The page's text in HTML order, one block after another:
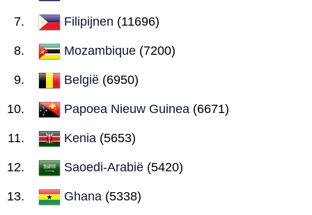
Filipijnen (11696)
Mozambique (7200)
België (6950)
Papoea Nieuw Guinea (6671)
Kenia (5653)
Saoedi-Arabië (5420)
Ghana (5338)